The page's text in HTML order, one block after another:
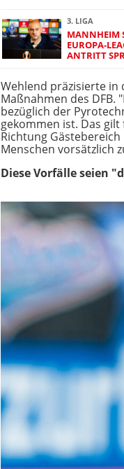
3. LIGA
MANNHEIM
EUROPA-
ANTRITT
Wehlend präzisierte in
Maßnahmen des DFB.
bezüglich der
gekommen ist. Das
Richtung
Menschen vorsätzlich
Diese Vorfälle seien